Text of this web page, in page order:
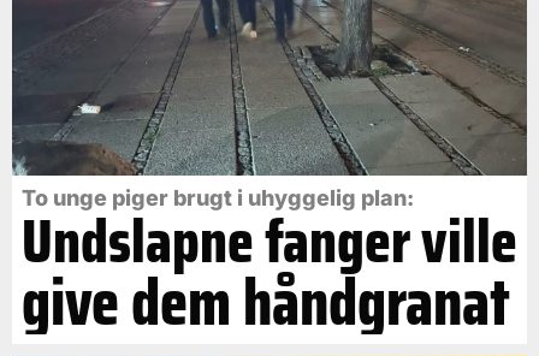
To unge piger brugt i uhyggelig plan:
Undslapne fanger ville
give dem håndgranat